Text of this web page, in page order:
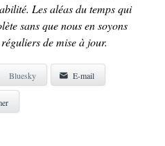
Les aléas du temps qui
sans que nous en soyons
de mise à jour.
Bluesky E-mail